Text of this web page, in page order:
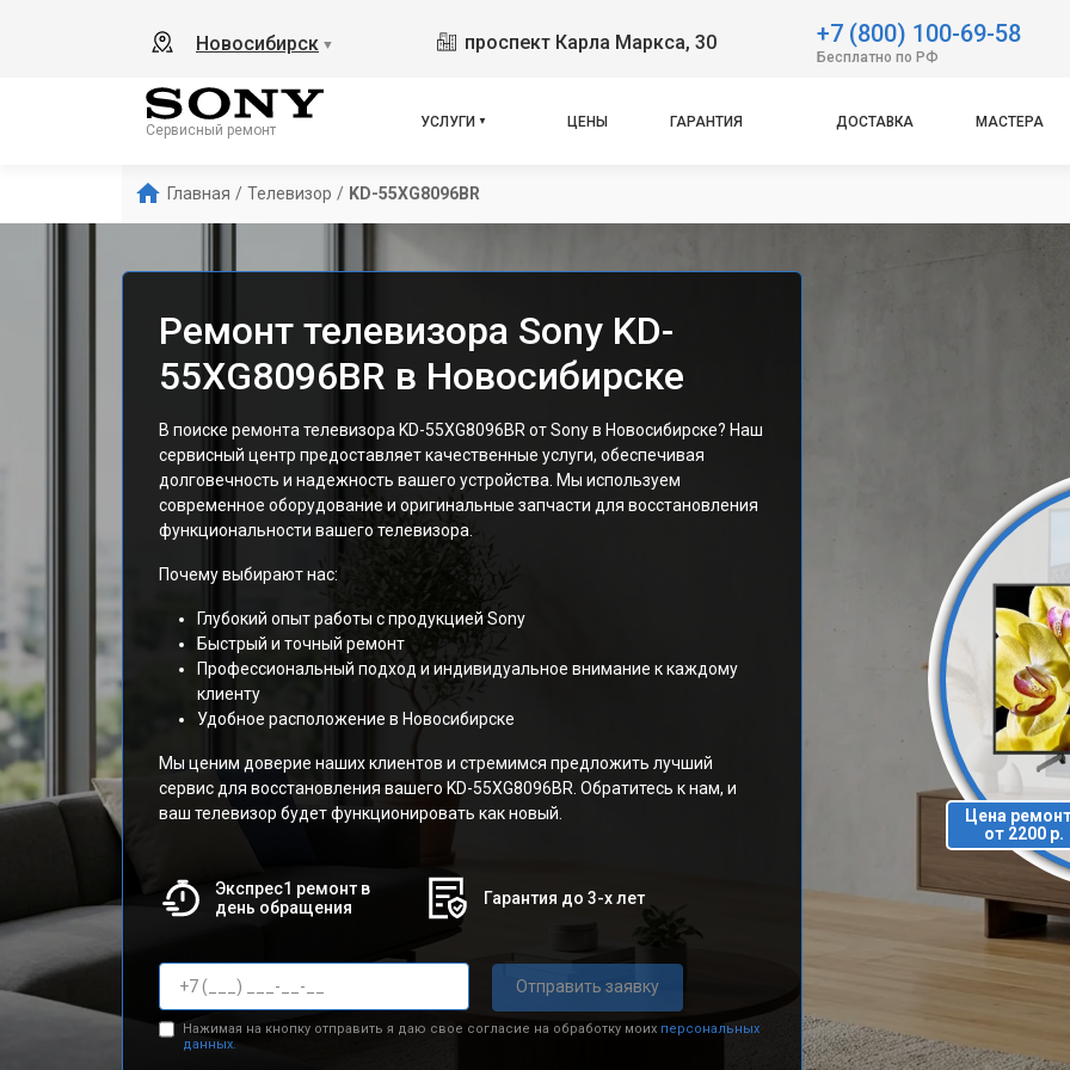
Новосибирск ▼ проспект Карла Маркса, 30 +7 (800) 100-69-58
Бесплатно по РФ
Сервисный ремонт
УСЛУГИ ЦЕНЫ ГАРАНТИЯ ДОСТАВКА МАСТЕРА
Главная / Телевизор / KD-55XG8096BR
Ремонт телевизора Sony KD-
55XG8096BR в Новосибирске
В поиске ремонта телевизора KD-55XG8096BR от Sony в Новосибирске? Наш
сервисный центр предоставляет качественные услуги, обеспечивая
долговечность и надежность вашего устройства. Мы используем
современное оборудование и оригинальные запчасти для восстановления
функциональности вашего телевизора.
Почему выбирают нас:
Глубокий опыт работы с продукцией Sony
Быстрый и точный ремонт
Профессиональный подход и индивидуальное внимание к каждому
клиенту
Удобное расположение в Новосибирске
Мы ценим доверие наших клиентов и стремимся предложить лучший
сервис для восстановления вашего KD-55XG8096BR. Обратитесь к нам, и
ваш телевизор будет функционировать как новый.
Экспрес1 ремонт в
день обращения
Гарантия до 3-х лет
Отправить заявку
Нажимая на кнопку отправить я даю свое согласие на обработку моих персональных
данных.
Цена
от 2200 р.